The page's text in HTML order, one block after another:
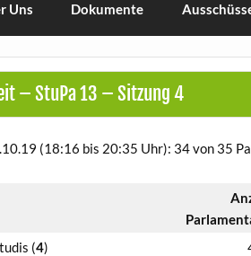
Uns Dokumente
– StuPa 13 – Sitzung 4
(18:16 bis 20:35 Uhr): 34 von 35
(4)